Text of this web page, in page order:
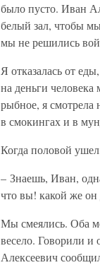
было пусто. Иван
белый зал, чтобы
мы не решились
Я отказалась от
на деньги
рыбное, я смотрела
в смокингах и в
Когда половой
– Знаешь, Иван,
что вы! какой же он
Мы смеялись. Оба
весело. Говорили и
Алексеевич